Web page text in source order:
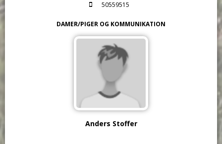
50559515
DAMER/PIGER OG KOMMUNIKATION
Anders Stoffer